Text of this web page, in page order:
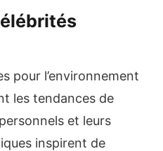
pour l’environnement
les tendances de
et leurs
inspirent de